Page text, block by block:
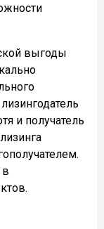
выгоды
и получатель
в